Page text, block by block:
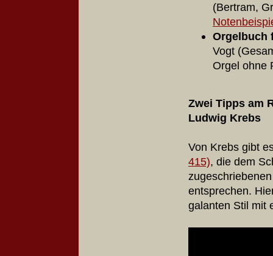
(Bertram,
Noten
Orgelbuch
Vogt
Orgel
Zwei Tipps am
Ludwig Krebs
Von Krebs gibt
415), die dem
entsprechen.
galanten Stil mit